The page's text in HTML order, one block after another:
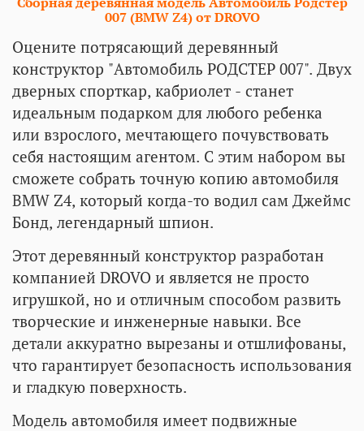
007 (BMW Z4) от DROVO
Оцените потрясающий деревянный
конструктор "Автомобиль РОДСТЕР 007". Двух
дверных спорткар, кабриолет - станет
идеальным подарком для любого ребенка
или взрослого, мечтающего почувствовать
себя настоящим агентом. С этим набором вы
сможете собрать точную копию автомобиля
BMW Z4, который когда-то водил сам Джеймс
Бонд, легендарный шпион.
Этот деревянный конструктор разработан
компанией DROVO и является не просто
игрушкой, но и отличным способом развить
творческие и инженерные навыки. Все
детали аккуратно вырезаны и отшлифованы,
что гарантирует безопасность использования
и гладкую поверхность.
Модель автомобиля имеет подвижные